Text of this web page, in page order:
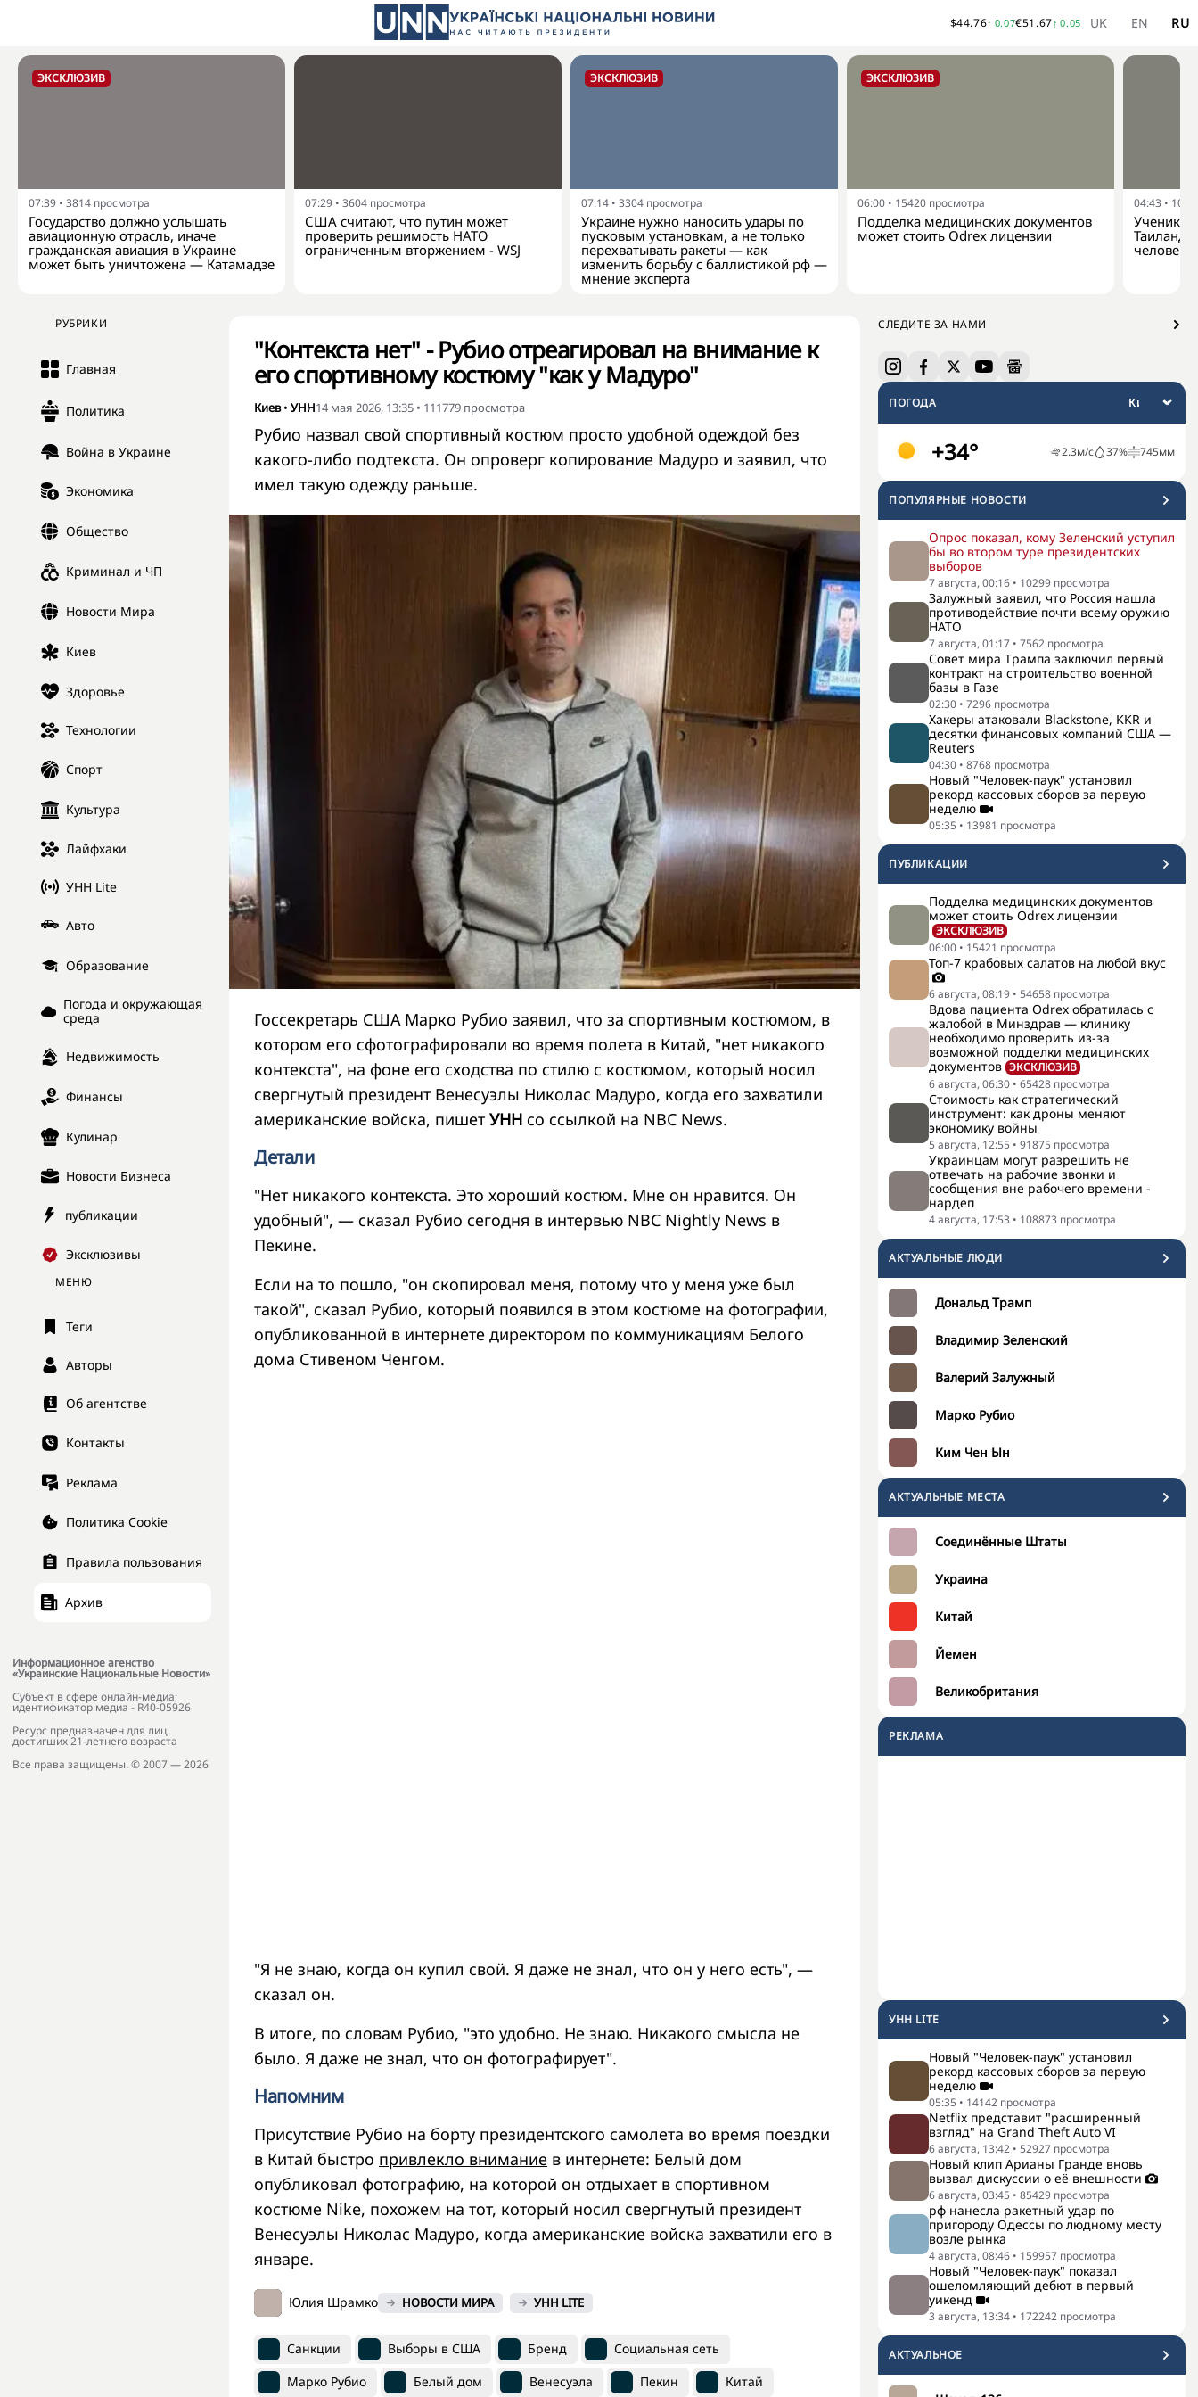
$44.76↑ 0.07€51.67↑ 0.05 UK EN RU
ЭКСКЛЮЗИВ
07:39 • 3814 просмотра
Государство должно услышать
авиационную отрасль, иначе
гражданская авиация в Украине
может быть уничтожена — Катамадзе
07:29 • 3604 просмотра
США считают, что путин может
проверить решимость НАТО
ограниченным вторжением - WSJ
ЭКСКЛЮЗИВ
07:14 • 3304 просмотра
Украине нужно наносить удары по
пусковым установкам, а не только
перехватывать ракеты — как
изменить борьбу с баллистикой рф —
мнение эксперта
ЭКСКЛЮЗИВ
06:00 • 15420 просмотра
Подделка медицинских документов
может стоить Odrex лицензии
04:43 •
Ученик
РУБРИКИ
Главная
Политика
Война в Украине
Экономика
Общество
Криминал и ЧП
Новости Мира
Киев
Здоровье
Технологии
Спорт
Культура
Лайфхаки
УНН Lite
Авто
Образование
Погода и окружающая
среда
Недвижимость
Финансы
Кулинар
Новости Бизнеса
публикации
Эксклюзивы
МЕНЮ
Теги
Авторы
Об агентстве
Контакты
Реклама
Политика Cookie
Правила пользования
Архив
Информационное агенство
«Украинские Национальные Новости»
Субъект в сфере онлайн-медиа;
идентификатор медиа - R40-05926
Ресурс предназначен для лиц,
достигших 21-летнего возраста
Все права защищены. © 2007 — 2026
СЛЕДИТЕ ЗА НАМИ
ПОГОДА
+34° 2.3м/с 37% 745мм
ПОПУЛЯРНЫЕ НОВОСТИ
Опрос показал, кому Зеленский уступил
бы во втором туре президентских
выборов
7 августа, 00:16 • 10299 просмотра
Залужный заявил, что Россия нашла
противодействие почти всему оружию
НАТО
7 августа, 01:17 • 7562 просмотра
Совет мира Трампа заключил первый
контракт на строительство военной
базы в Газе
02:30 • 7296 просмотра
Хакеры атаковали Blackstone, KKR и
десятки финансовых компаний США —
Reuters
04:30 • 8768 просмотра
Новый "Человек-паук" установил
рекорд кассовых сборов за первую
неделю
05:35 • 13981 просмотра
ПУБЛИКАЦИИ
Подделка медицинских документов
может стоить Odrex лицензии
ЭКСКЛЮЗИВ
06:00 • 15421 просмотра
Топ-7 крабовых салатов на любой вкус
6 августа, 08:19 • 54658 просмотра
Вдова пациента Odrex обратилась с
жалобой в Минздрав — клинику
необходимо проверить из-за
возможной подделки медицинских
документов ЭКСКЛЮЗИВ
6 августа, 06:30 • 65428 просмотра
Стоимость как стратегический
инструмент: как дроны меняют
экономику войны
5 августа, 12:55 • 91875 просмотра
Украинцам могут разрешить не
отвечать на рабочие звонки и
сообщения вне рабочего времени -
нардеп
4 августа, 17:53 • 108873 просмотра
АКТУАЛЬНЫЕ ЛЮДИ
Дональд Трамп
Владимир Зеленский
Валерий Залужный
Марко Рубио
Ким Чен Ын
АКТУАЛЬНЫЕ МЕСТА
Соединённые Штаты
Украина
Китай
Йемен
Великобритания
РЕКЛАМА
УНН LITE
Новый "Человек-паук" установил
рекорд кассовых сборов за первую
неделю
05:35 • 14142 просмотра
Netflix представит "расширенный
взгляд" на Grand Theft Auto VI
6 августа, 13:42 • 52927 просмотра
Новый клип Арианы Гранде вновь
вызвал дискуссии о её внешности
6 августа, 03:45 • 85429 просмотра
рф нанесла ракетный удар по
пригороду Одессы по людному месту
возле рынка
4 августа, 08:46 • 159957 просмотра
Новый "Человек-паук" показал
ошеломляющий дебют в первый
уикенд
3 августа, 13:34 • 172242 просмотра
АКТУАЛЬНОЕ
"Контекста нет" - Рубио отреагировал на внимание к
его спортивному костюму "как у Мадуро"
Киев• УНН14 мая 2026, 13:35 • 111779 просмотра
Рубио назвал свой спортивный костюм просто удобной одеждой без
какого-либо подтекста. Он опроверг копирование Мадуро и заявил, что
имел такую одежду раньше.
Госсекретарь США Марко Рубио заявил, что за спортивным костюмом, в
котором его сфотографировали во время полета в Китай, "нет никакого
контекста", на фоне его сходства по стилю с костюмом, который носил
свергнутый президент Венесуэлы Николас Мадуро, когда его захватили
американские войска, пишет УНН со ссылкой на NBC News.
Детали
"Нет никакого контекста. Это хороший костюм. Мне он нравится. Он
удобный", — сказал Рубио сегодня в интервью NBC Nightly News в
Пекине.
Если на то пошло, "он скопировал меня, потому что у меня уже был
такой", сказал Рубио, который появился в этом костюме на фотографии,
опубликованной в интернете директором по коммуникациям Белого
дома Стивеном Ченгом.
"Я не знаю, когда он купил свой. Я даже не знал, что он у него есть", —
сказал он.
В итоге, по словам Рубио, "это удобно. Не знаю. Никакого смысла не
было. Я даже не знал, что он фотографирует".
Напомним
Присутствие Рубио на борту президентского самолета во время поездки
в Китай быстро привлекло внимание в интернете: Белый дом
опубликовал фотографию, на которой он отдыхает в спортивном
костюме Nike, похожем на тот, который носил свергнутый президент
Венесуэлы Николас Мадуро, когда американские войска захватили его в
январе.
Юлия Шрамко НОВОСТИ МИРА УНН LITE
Санкции Выборы в США Бренд
Социальная сеть
Марко Рубио
Белый дом Венесуэла Пекин Китай